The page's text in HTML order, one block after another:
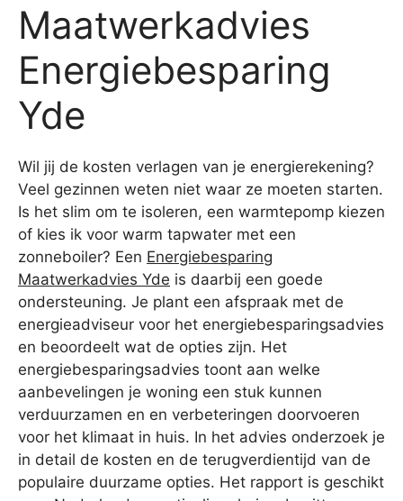
Maatwerkadvies
Energiebesparing
Yde
Wil jij de kosten verlagen van je energierekening?
Veel gezinnen weten niet waar ze moeten starten.
Is het slim om te isoleren, een warmtepomp kiezen
of kies ik voor warm tapwater met een
zonneboiler? Een Energiebesparing
Maatwerkadvies Yde is daarbij een goede
ondersteuning. Je plant een afspraak met de
energieadviseur voor het energiebesparingsadvies
en beoordeelt wat de opties zijn. Het
energiebesparingsadvies toont aan welke
aanbevelingen je woning een stuk kunnen
verduurzamen en en verbeteringen doorvoeren
voor het klimaat in huis. In het advies onderzoek je
in detail de kosten en de terugverdientijd van de
populaire duurzame opties. Het rapport is geschikt